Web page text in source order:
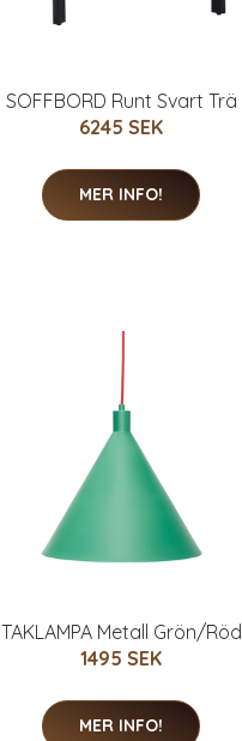
SOFFBORD Runt Svart Trä
6245 SEK
MER INFO!
TAKLAMPA Metall Grön/Röd
1495 SEK
MER INFO!